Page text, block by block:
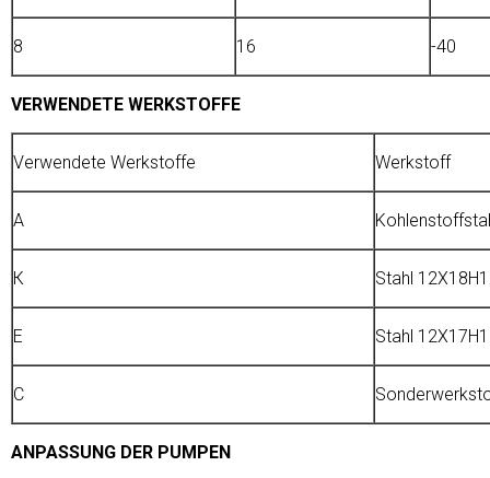
8 16 -40
VERWENDETE WERKSTOFFE
Verwendete Werkstoffe Werkstoff
A
К Stahl
E Stahl
С
ANPASSUNG DER PUMPEN